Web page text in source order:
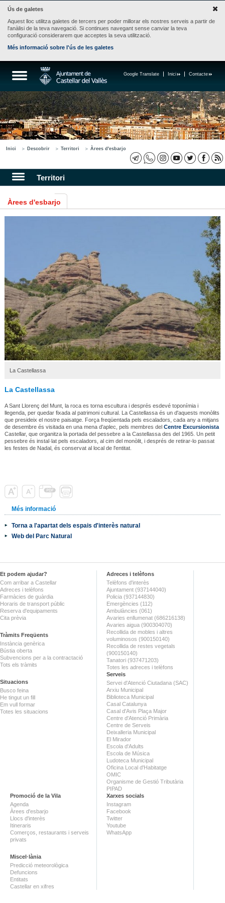
Ús de galetes
Aquest lloc utilitza galetes de tercers per poder millorar els nostres serveis a partir de
l'anàlisi de la teva navegació. Si continues navegant sense canviar la teva
configuració considerarem que acceptes la seva utilització.
Més informació sobre l'ús de les galetes
Contacte
Inici
Google Translate
Inici Descobrir Territori Àrees d'esbarjo
Territori
Àrees d'esbarjo
La Castellassa
La Castellassa
A Sant Llorenç del Munt, la roca es torna escultura i després esdevé toponímia i
llegenda, per quedar fixada al patrimoni cultural. La Castellassa és un d'aquests monòlits
que presideix el nostre paisatge. Força freqüentada pels escaladors, cada any a mitjans
de desembre és visitada en una mena d'aplec, pels membres del Centre Excursionista
Castellar, que organitza la portada del pessebre a la Castellassa des del 1965. Un petit
pessebre és instal·lat pels escaladors, al cim del monòlit, i després de retirar-lo passat
les festes de Nadal, és conservat al local de l'entitat.
Més informació
Torna a l'apartat dels espais d'interès natural
Web del Parc Natural
Et podem ajudar?
Com arribar a Castellar
Adreces i telèfons
Farmàcies de guàrdia
Horaris de transport públic
Reserva d'equipaments
Cita prèvia
Tràmits Freqüents
Instància genèrica
Bústia oberta
Subvencions per a la contractació
Tots els tràmits
Situacions
Busco feina
He tingut un fill
Em vull formar
Totes les situacions
Adreces i telèfons
Telèfons d'interès
Ajuntament (937144040)
Policia (937144830)
Emergències (112)
Ambulàncies (061)
Avaries enllumenat (686216138)
Avaries aigua (900304070)
Recollida de mobles i altres
voluminosos (900150140)
Recollida de restes vegetals
(900150140)
Tanatori (937471203)
Totes les adreces i telèfons
Serveis
Servei d'Atenció Ciutadana (SAC)
Arxiu Municipal
Biblioteca Municipal
Casal Catalunya
Casal d'Avis Plaça Major
Centre d'Atenció Primària
Centre de Serveis
Deixalleria Municipal
El Mirador
Escola d'Adults
Escola de Música
Ludoteca Municipal
Oficina Local d'Habitatge
OMIC
Organisme de Gestió Tributària
PIPAD
Promoció de la Vila
Agenda
Àrees d'esbarjo
Llocs d'interès
Itineraris
Comerços, restaurants i serveis
privats
Miscel·lània
Predicció meteorològica
Defuncions
Entitats
Castellar en xifres
Xarxes socials
Instagram
Facebook
Twitter
Youtube
WhatsApp